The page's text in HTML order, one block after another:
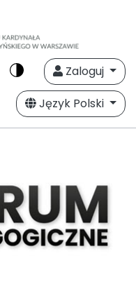
Zaloguj
Język Polski